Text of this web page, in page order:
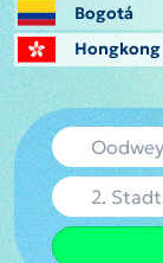
Bogotá
Hongkong